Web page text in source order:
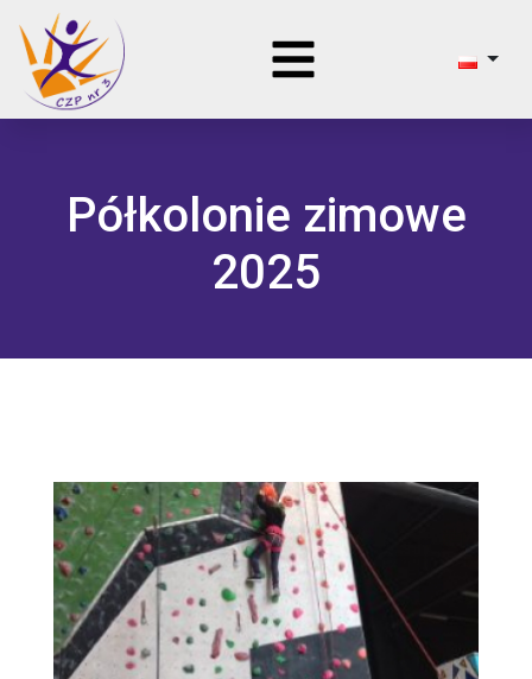
Półkolonie zimowe
2025